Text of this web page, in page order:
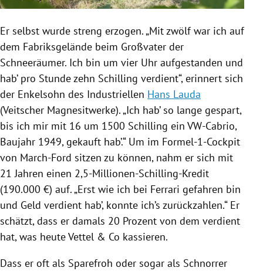
Er selbst wurde streng erzogen. „Mit zwölf war ich auf
dem Fabriksgelände beim Großvater der
Schneeräumer. Ich bin um vier Uhr aufgestanden und
hab’ pro Stunde zehn Schilling verdient“, erinnert sich
der Enkelsohn des Industriellen Hans Lauda
(Veitscher Magnesitwerke). „Ich hab’ so lange gespart,
bis ich mir mit 16 um 1500 Schilling ein VW-Cabrio,
Baujahr 1949, gekauft hab’.“ Um im Formel-1-Cockpit
von March-Ford sitzen zu können, nahm er sich mit
21 Jahren einen 2,5-Millionen-Schilling-Kredit
(190.000 €) auf. „Erst wie ich bei Ferrari gefahren bin
und Geld verdient hab’, konnte ich’s zurückzahlen.“ Er
schätzt, dass er damals 20 Prozent von dem verdient
hat, was heute Vettel & Co kassieren.
Dass er oft als Sparefroh oder sogar als Schnorrer